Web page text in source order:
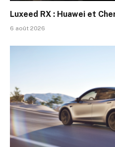
Luxeed RX : Huawei et
6 août 2026